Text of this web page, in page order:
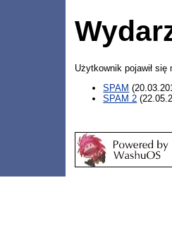
Użytkownik pojawił
SPAM
SPAM 2